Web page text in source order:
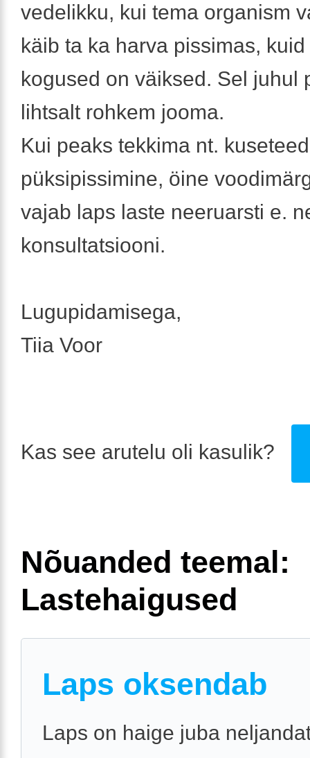
vedelikku, kui tema organism
käib ta ka harva pissimas,
kogused on väiksed. Sel juhul
lihtsalt rohkem jooma.
Kui peaks tekkima nt.
püksipissimine, öine
vajab laps laste neeruarsti e.
konsultatsiooni.
Lugupidamisega,
Tiia Voor
Kas see arutelu oli kasulik?
Nõuanded teemal:
Lastehaigused
Laps oksendab
Laps on haige juba